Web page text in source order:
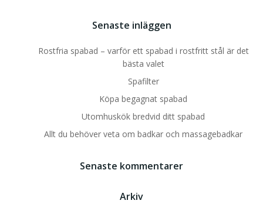
Senaste inläggen
Rostfria spabad – varför ett spabad i rostfritt stål är det
bästa valet
Spafilter
Köpa begagnat spabad
Utomhuskök bredvid ditt spabad
Allt du behöver veta om badkar och massagebadkar
Senaste kommentarer
Arkiv